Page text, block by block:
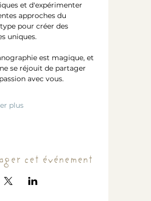
et d'expérimenter
approches du
pour créer des
uniques.
est magique, et
se réjouit de partager
avec vous.
plus
cet événement